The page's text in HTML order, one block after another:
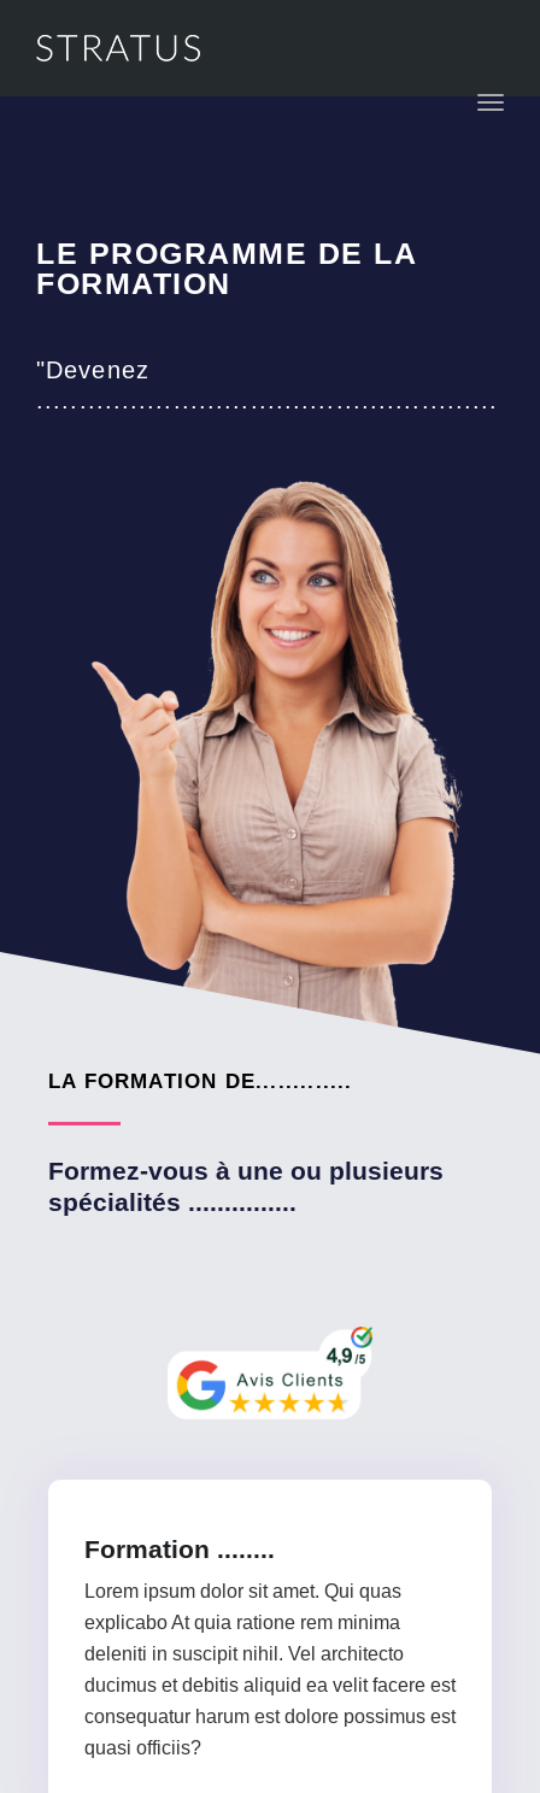
LE PROGRAMME DE LA
FORMATION
"Devenez
......................................................
LA FORMATION DE.............
Formez-vous à une ou plusieurs
spécialités ...............
Formation ........
Lorem ipsum dolor sit amet. Qui quas
explicabo At quia ratione rem minima
deleniti in suscipit nihil. Vel architecto
ducimus et debitis aliquid ea velit facere est
consequatur harum est dolore possimus est
quasi officiis?